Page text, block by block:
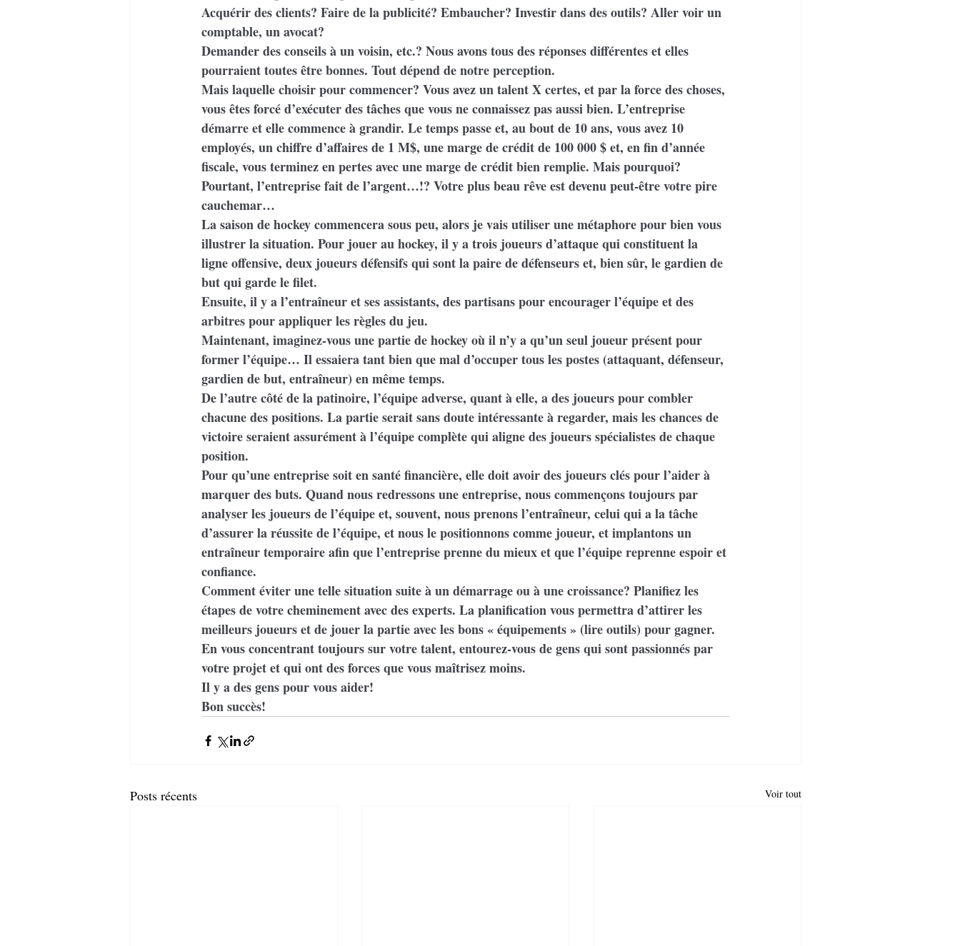
Acquérir des clients? Faire de la publicité? Embaucher? Investir dans des outils? Aller voir un
comptable, un avocat?
Demander des conseils à un voisin, etc.? Nous avons tous des réponses différentes et elles
pourraient toutes être bonnes. Tout dépend de notre perception.
Mais laquelle choisir pour commencer? Vous avez un talent X certes, et par la force des choses,
vous êtes forcé d’exécuter des tâches que vous ne connaissez pas aussi bien. L’entreprise
démarre et elle commence à grandir. Le temps passe et, au bout de 10 ans, vous avez 10
employés, un chiffre d’affaires de 1 M$, une marge de crédit de 100 000 $ et, en fin d’année
fiscale, vous terminez en pertes avec une marge de crédit bien remplie. Mais pourquoi?
Pourtant, l’entreprise fait de l’argent…!? Votre plus beau rêve est devenu peut-être votre pire
cauchemar…
La saison de hockey commencera sous peu, alors je vais utiliser une métaphore pour bien vous
illustrer la situation. Pour jouer au hockey, il y a trois joueurs d’attaque qui constituent la
ligne offensive, deux joueurs défensifs qui sont la paire de défenseurs et, bien sûr, le gardien de
but qui garde le filet.
Ensuite, il y a l’entraîneur et ses assistants, des partisans pour encourager l’équipe et des
arbitres pour appliquer les règles du jeu.
Maintenant, imaginez-vous une partie de hockey où il n’y a qu’un seul joueur présent pour
former l’équipe… Il essaiera tant bien que mal d’occuper tous les postes (attaquant, défenseur,
gardien de but, entraîneur) en même temps.
De l’autre côté de la patinoire, l’équipe adverse, quant à elle, a des joueurs pour combler
chacune des positions. La partie serait sans doute intéressante à regarder, mais les chances de
victoire seraient assurément à l’équipe complète qui aligne des joueurs spécialistes de chaque
position.
Pour qu’une entreprise soit en santé financière, elle doit avoir des joueurs clés pour l’aider à
marquer des buts. Quand nous redressons une entreprise, nous commençons toujours par
analyser les joueurs de l’équipe et, souvent, nous prenons l’entraîneur, celui qui a la tâche
d’assurer la réussite de l’équipe, et nous le positionnons comme joueur, et implantons un
entraîneur temporaire afin que l’entreprise prenne du mieux et que l’équipe reprenne espoir et
confiance.
Comment éviter une telle situation suite à un démarrage ou à une croissance? Planifiez les
étapes de votre cheminement avec des experts. La planification vous permettra d’attirer les
meilleurs joueurs et de jouer la partie avec les bons « équipements » (lire outils) pour gagner.
En vous concentrant toujours sur votre talent, entourez-vous de gens qui sont passionnés par
votre projet et qui ont des forces que vous maîtrisez moins.
Il y a des gens pour vous aider!
Bon succès!
Posts récents Voir tout